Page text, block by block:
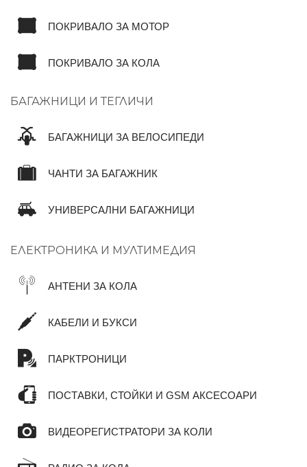
ПОКРИВАЛО ЗА МОТОР
ПОКРИВАЛО ЗА КОЛА
БАГАЖНИЦИ И ТЕГЛИЧИ
БАГАЖНИЦИ ЗА ВЕЛОСИПЕДИ
ЧАНТИ ЗА БАГАЖНИК
УНИВЕРСАЛНИ БАГАЖНИЦИ
ЕЛЕКТРОНИКА И МУЛТИМЕДИЯ
АНТЕНИ ЗА КОЛА
КАБЕЛИ И БУКСИ
ПАРКТРОНИЦИ
ПОСТАВКИ, СТОЙКИ И GSM АКСЕСОАРИ
ВИДЕОРЕГИСТРАТОРИ ЗА КОЛИ